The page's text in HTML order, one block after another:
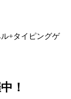
+タイピングゲ
！